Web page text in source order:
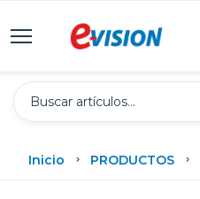
Inicio PRODUCTOS